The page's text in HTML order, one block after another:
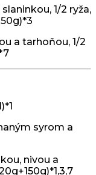
1/2 ryža,
a tarhoňou, 1/2
syrom a
nivou a